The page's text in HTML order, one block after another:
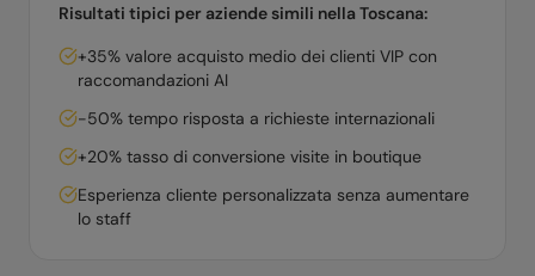
Risultati tipici per aziende simili nella Toscana:
+35% valore acquisto medio dei clienti VIP con
raccomandazioni AI
-50% tempo risposta a richieste internazionali
+20% tasso di conversione visite in boutique
Esperienza cliente personalizzata senza aumentare
lo staff